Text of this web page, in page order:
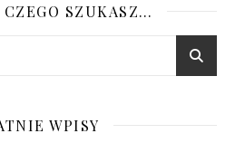
CZEGO SZUKASZ…
WPISY